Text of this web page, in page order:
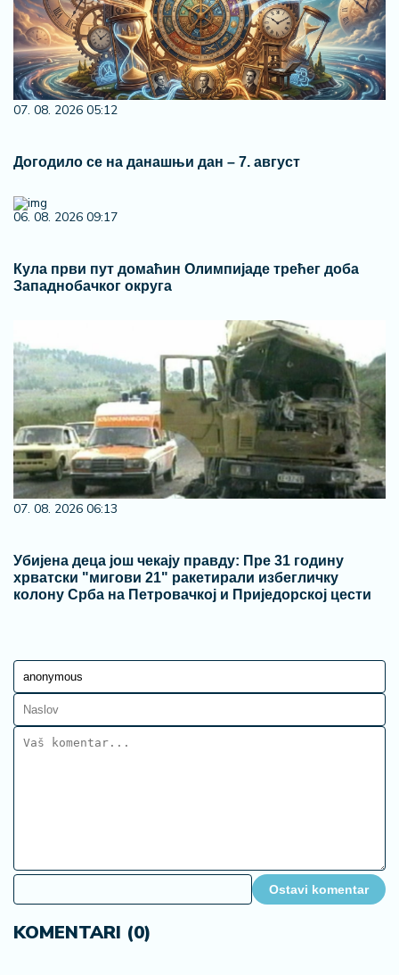
07. 08. 2026 05:12
Догодило се на данашњи дан – 7. август
06. 08. 2026 09:17
Кула први пут домаћин Олимпијаде трећег доба
Западнобачког округа
07. 08. 2026 06:13
Убијена деца још чекају правду: Пре 31 годину
хрватски "мигови 21" ракетирали избегличку
колону Срба на Петровачкој и Приједорској цести
Ostavi komentar
KOMENTARI (0)